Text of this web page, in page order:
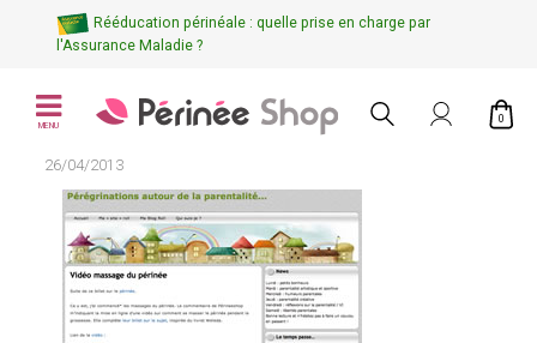
Rééducation périnéale : quelle prise en charge par
l'Assurance Maladie ?
MENU
0
26/04/2013